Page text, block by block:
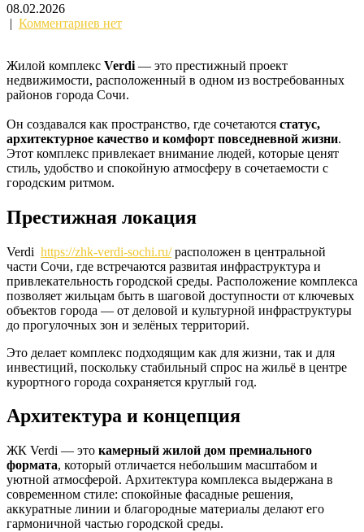
08.02.2026
| Комментариев нет
Жилой комплекс Verdi — это престижный проект
недвижимости, расположенный в одном из востребованных
районов города Сочи.
Он создавался как пространство, где сочетаются статус,
архитектурное качество и комфорт повседневной жизни.
Этот комплекс привлекает внимание людей, которые ценят
стиль, удобство и спокойную атмосферу в сочетаемости с
городским ритмом.
Престижная локация
Verdi https://zhk-verdi-sochi.ru/расположен в центральной
части Сочи, где встречаются развитая инфраструктура и
привлекательность городской среды. Расположение комплекса
позволяет жильцам быть в шаговой доступности от ключевых
объектов города — от деловой и культурной инфраструктуры
до прогулочных зон и зелёных территорий.
Это делает комплекс подходящим как для жизни, так и для
инвестиций, поскольку стабильный спрос на жильё в центре
курортного города сохраняется круглый год.
Архитектура и концепция
ЖК Verdi — это камерный жилой дом премиального
формата, который отличается небольшим масштабом и
уютной атмосферой. Архитектура комплекса выдержана в
современном стиле: спокойные фасадные решения,
аккуратные линии и благородные материалы делают его
гармоничной частью городской среды.